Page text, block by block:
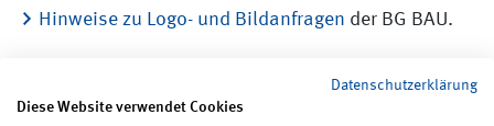
Hinweise zu Logo- und Bildanfragen der BG BAU.
Datenschutzerklärung
Diese Website verwendet Cookies